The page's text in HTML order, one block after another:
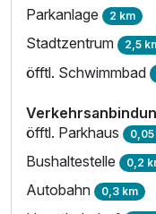
Ausstattung
Parkanlage 2 km
Stadtzentrum 2,5
öfftl. Schwimmbad
öfftl. Parkhaus
Bushaltestelle 0,2
Autobahn 0,3 km